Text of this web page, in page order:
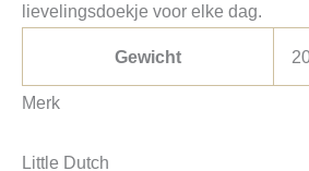
lievelingsdoekje voor elke dag.
Gewicht
Merk
Little Dutch